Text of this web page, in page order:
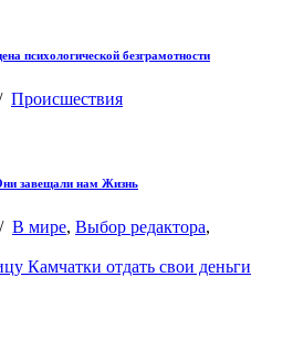
психологической безграмотности
Происшествия
завещали нам Жизнь
/ В мире, Выбор редактора,